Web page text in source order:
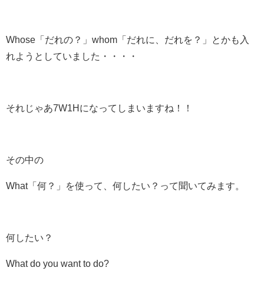
Whose「だれの？」whom「だれに、だれを？」とかも入
れようとしていました・・・・
それじゃあ7W1Hになってしまいますね！！
その中の
What「何？」を使って、何したい？って聞いてみます。
何したい？
What do you want to do?